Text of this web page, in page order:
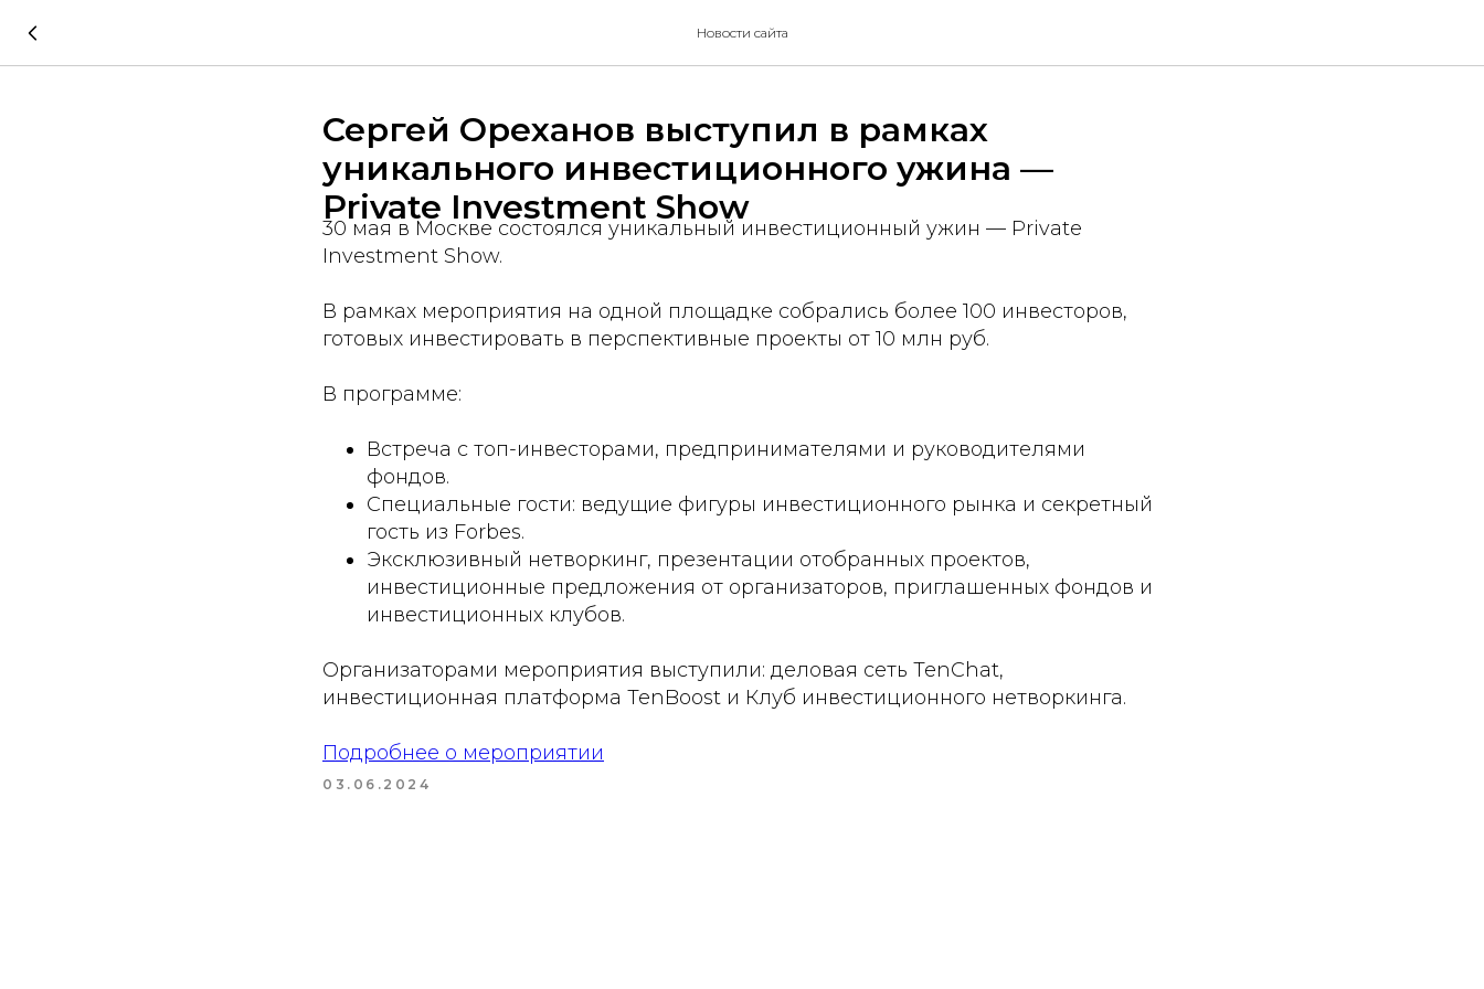
Новости сайта
Сергей Ореханов выступил в рамках
уникального инвестиционного ужина —
Private Investment Show
30 мая в Москве состоялся уникальный инвестиционный ужин — Private
Investment Show.
В рамках мероприятия на одной площадке собрались более 100 инвесторов,
готовых инвестировать в перспективные проекты от 10 млн руб.
В программе:
Встреча с топ-инвесторами, предпринимателями и руководителями
фондов.
Специальные гости: ведущие фигуры инвестиционного рынка и секретный
гость из Forbes.
Эксклюзивный нетворкинг, презентации отобранных проектов,
инвестиционные предложения от организаторов, приглашенных фондов и
инвестиционных клубов.
Организаторами мероприятия выступили: деловая сеть TenChat,
инвестиционная платформа TenBoost и Клуб инвестиционного нетворкинга.
Подробнее о мероприятии
03.06.2024